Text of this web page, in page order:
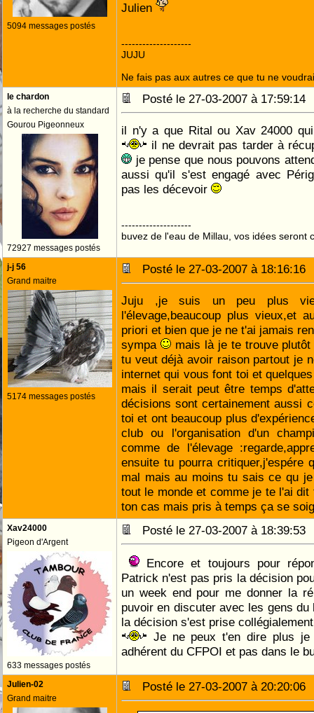
5094 messages postés
Julien
--------------------
JUJU
Ne fais pas aux autres ce que tu ne
le chardon
à la recherche du standard
Gourou Pigeonneux
72927 messages postés
Posté le 27-03-2007 à
il n'y a que Rital ou Xav 24000
il ne devrait pas tarder à
je pense que nous pouvons
aussi qu'il s'est engagé avec
pas les décevoir
--------------------
buvez de l'eau de Millau, vos idées seront
j-j 56
Grand maitre
5174 messages postés
Posté le 27-03-2007 à
Juju ,je suis un peu plus
l'élevage,beaucoup plus vieux,et
priori et bien que je ne t'ai jamais
sympa
mais là je te trouve
tu veut déjà avoir raison partout je
internet qui vous font toi et
mais il serait peut être temps
décisions sont certainement aussi
toi et ont beaucoup plus
club ou l'organisation d'un
comme de l'élevage
ensuite tu pourra critiquer,j'espére
mal mais au moins tu sais ce qu
tout le monde et comme je te l'ai
ton cas mais pris à temps ça se
Xav24000
Pigeon d'Argent
633 messages postés
Posté le 27-03-2007 à
Encore et toujours pour
Patrick n'est pas pris la décision
un week end pour me donner la
puvoir en discuter avec les gens du
la décision s'est prise
Je ne peux t'en dire plus
adhérent du CFPOI et pas dans le
Julien-02
Grand maitre
Posté le 27-03-2007 à